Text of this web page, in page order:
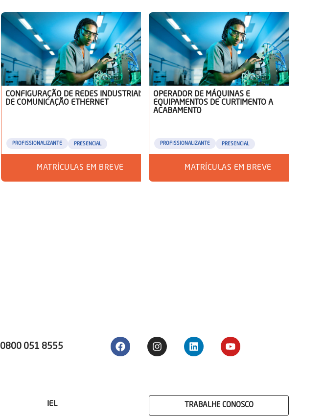
CONFIGURAÇÃO DE REDES INDUSTRIAIS
DE COMUNICAÇÃO ETHERNET
PRESENCIAL
PROFISSIONALIZANTE
MATRÍCULAS EM BREVE
OPERADOR DE MÁQUINAS E
EQUIPAMENTOS DE CURTIMENTO A
ACABAMENTO
PRESENCIAL
PROFISSIONALIZANTE
MATRÍCULAS EM BREVE
0800 051 8555
IEL TRABALHE CONOSCO